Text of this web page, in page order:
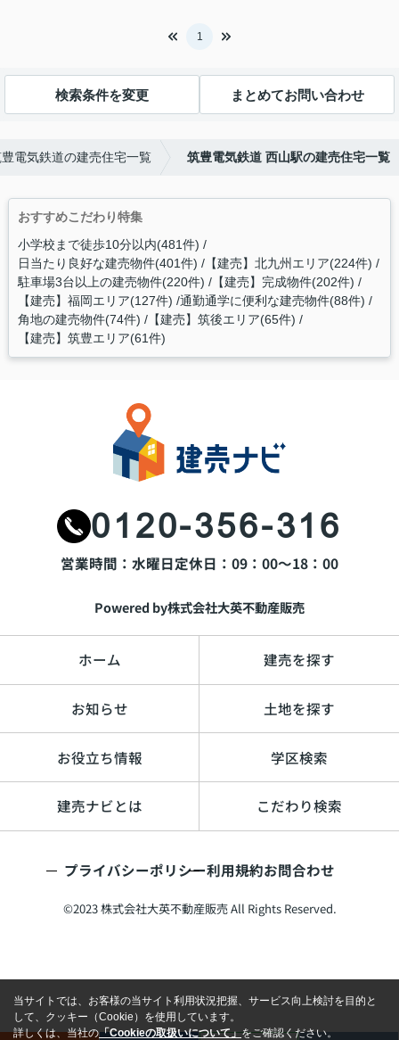
1
検索条件を変更 まとめてお問い合わせ
電気鉄道の建売住宅一覧 筑豊電気鉄道 西山駅の建売住宅一覧
おすすめこだわり特集
小学校まで徒歩10分以内(481件)
日当たり良好な建売物件(401件) 【建売】北九州エリア(224件)
駐車場3台以上の建売物件(220件) 【建売】完成物件(202件)
【建売】福岡エリア(127件) 通勤通学に便利な建売物件(88件)
角地の建売物件(74件) 【建売】筑後エリア(65件)
【建売】筑豊エリア(61件)
0120-356-316
営業時間：水曜日定休日：09：00～18：00
Powered by株式会社大英不動産販売
ホーム 建売を探す
お知らせ 土地を探す
お役立ち情報 学区検索
建売ナビとは こだわり検索
プライバシーポリシー利用規約お問合わせ
©2023 株式会社大英不動産販売 All Rights Reserved.
当サイトでは、お客様の当サイト利用状況把握、サービス向上検討を目的と
して、クッキー（Cookie）を使用しています。
詳しくは、当社の「Cookieの取扱いについて」をご確認ください。